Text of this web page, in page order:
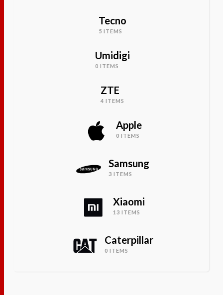
Tecno
5 ITEMS
Umidigi
0 ITEMS
ZTE
4 ITEMS
Apple
0 ITEMS
Samsung
3 ITEMS
Xiaomi
13 ITEMS
Caterpillar
0 ITEMS